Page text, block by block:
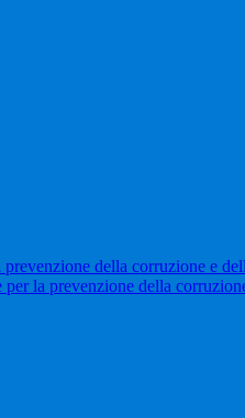
della corruzione e
per la prevenzione della